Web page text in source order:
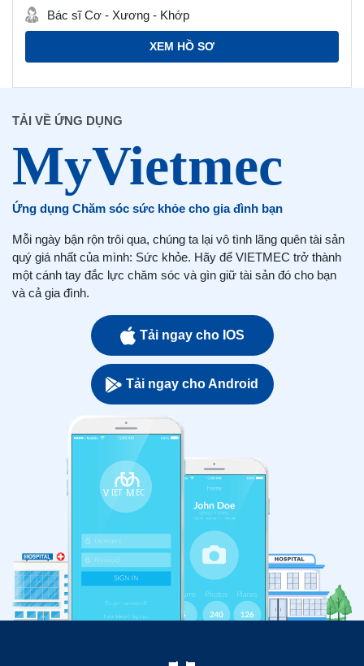
Bác sĩ Cơ - Xương - Khớp
XEM HỒ SƠ
TẢI VỀ ỨNG DỤNG
Ứng dụng Chăm sóc sức khỏe cho gia đình bạn
Mỗi ngày bận rộn trôi qua, chúng ta lại vô tình lãng quên tài sản
quý giá nhất của mình: Sức khỏe. Hãy để VIETMEC trở thành
một cánh tay đắc lực chăm sóc và gìn giữ tài sản đó cho bạn
và cả gia đình.
Tải ngay cho IOS
Tải ngay cho Android